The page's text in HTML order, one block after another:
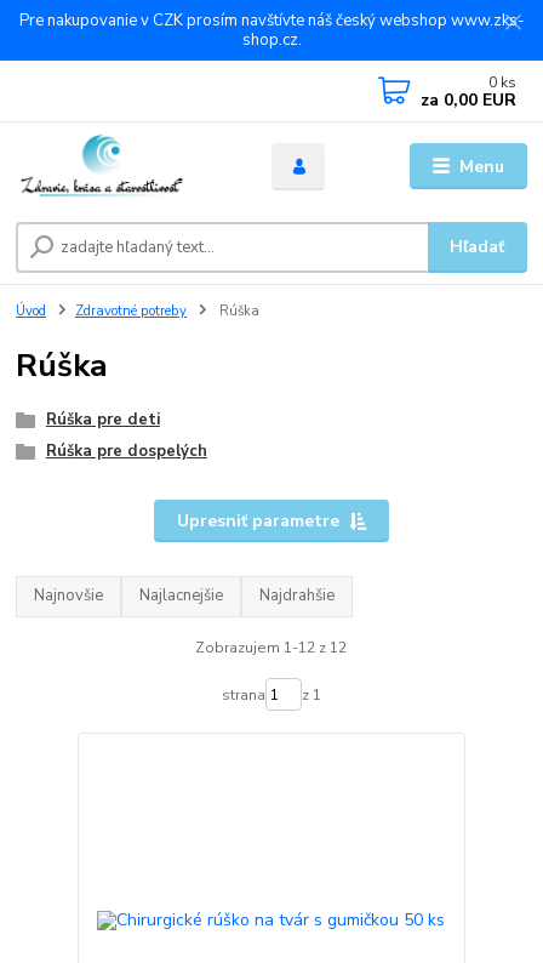
Pre nakupovanie v CZK prosím navštívte náš český webshop www.zks-
shop.cz.
Menu
Hľadať
0 ks
za 0,00 EUR
Úvod Zdravotné potreby Rúška
Rúška
Rúška pre deti
Rúška pre dospelých
Upresniť parametre
Najnovšie Najlacnejšie Najdrahšie
Zobrazujem 1-12 z 12
strana z 1